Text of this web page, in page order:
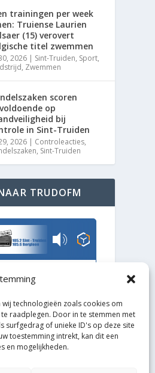
technologieën zoals cookies om
raadplegen. Door in te stemmen met
surfgedrag of unieke ID's op deze site
toestemming intrekt, kan dit een
en mogelijkheden.
trainingen per week
Truiense Laurien
(15) verovert
titel zwemmen
2026 | Sint-Truiden, Sport,
, Zwemmen
scoren
op
bij
in Sint-Truiden
2026 | Controleacties,
, Sint-Truiden
TRUDOFM
TrudoFM